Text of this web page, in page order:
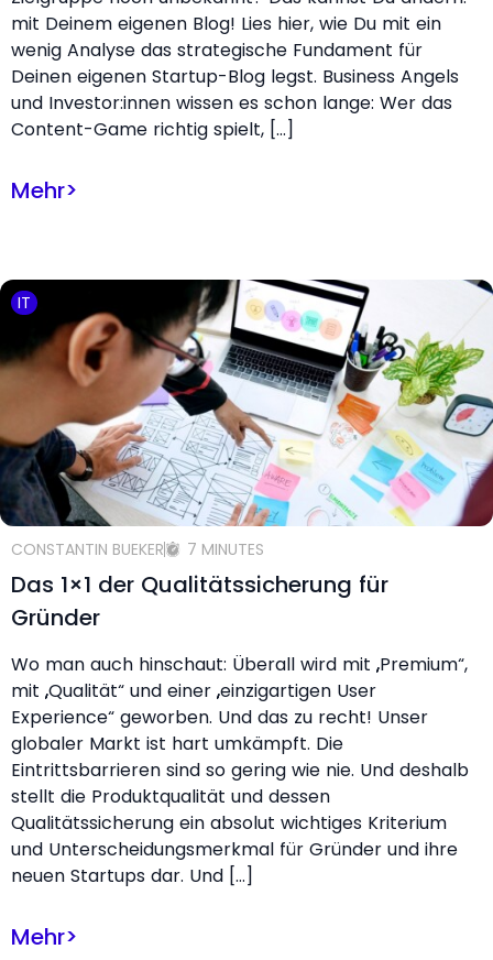
mit Deinem eigenen Blog! Lies hier, wie Du mit ein
wenig Analyse das strategische Fundament für
Deinen eigenen Startup-Blog legst. Business Angels
und Investor:innen wissen es schon lange: Wer das
Content-Game richtig spielt, […]
Mehr>
IT
CONSTANTIN BUEKER 7 MINUTES
Das 1×1 der Qualitätssicherung für
Gründer
Wo man auch hinschaut: Überall wird mit „Premium“,
mit „Qualität“ und einer „einzigartigen User
Experience“ geworben. Und das zu recht! Unser
globaler Markt ist hart umkämpft. Die
Eintrittsbarrieren sind so gering wie nie. Und deshalb
stellt die Produktqualität und dessen
Qualitätssicherung ein absolut wichtiges Kriterium
und Unterscheidungsmerkmal für Gründer und ihre
neuen Startups dar. Und […]
Mehr>